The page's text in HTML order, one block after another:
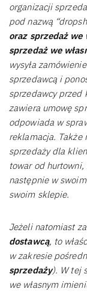
organizacji
pod nazwą
oraz sprzedaż we
sprzedaż we
wysyła
sprzedawcą i
sprzedawcy przed
zawiera umowę
odpowiada w
reklamacja. Także
sprzedaży dla
towar od
następnie w
swoim sklepie.
Jeżeli natomiast
dostawcą, to
w zakresie
sprzedaży). W tej
we własnym